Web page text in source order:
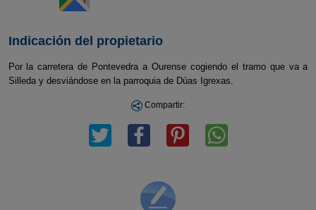
Indicación del propietario
Por la carretera de Pontevedra a Ourense cogiendo el tramo que va a
Silleda y desviándose en la parroquia de Dúas Igrexas.
Compartir: